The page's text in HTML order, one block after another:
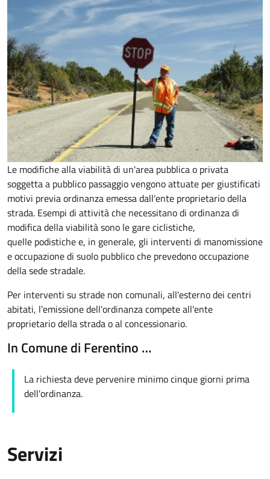
Le modifiche alla viabilità di un'area pubblica o privata
soggetta a pubblico passaggio vengono attuate per giustificati
motivi previa ordinanza emessa dall'ente proprietario della
strada. Esempi di attività che necessitano di ordinanza di
modifica della viabilità sono le gare ciclistiche,
quelle podistiche e, in generale, gli interventi di manomissione
e occupazione di suolo pubblico che prevedono occupazione
della sede stradale.
Per interventi su strade non comunali, all'esterno dei centri
abitati, l'emissione dell'ordinanza compete all'ente
proprietario della strada o al concessionario.
In Comune di Ferentino …
La richiesta deve pervenire minimo cinque giorni prima
dell'ordinanza.
Servizi